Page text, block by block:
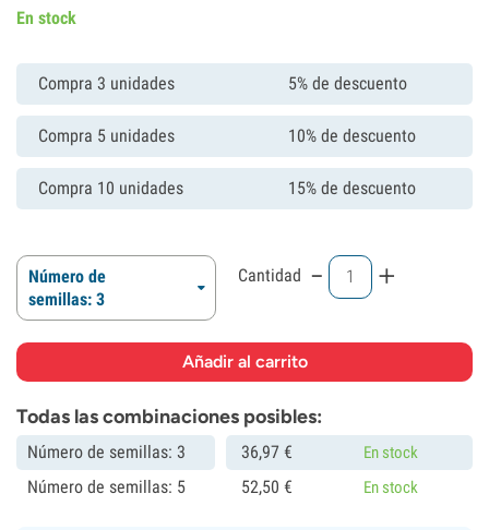
En stock
Compra 3 unidades 5% de descuento
Compra 5 unidades 10% de descuento
Compra 10 unidades 15% de descuento
Número de
semillas: 3
Cantidad - +
Todas las combinaciones posibles:
Número de semillas: 3 36,97 € En stock
Número de semillas: 5 52,50 € En stock